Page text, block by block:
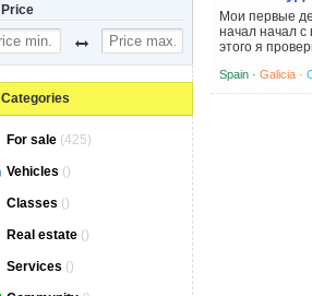
Мои первые
начал начал
этого я
Spain · Galicia ·
Price
Categories
For sale (425)
Vehicles ()
Classes ()
Real estate ()
Services ()